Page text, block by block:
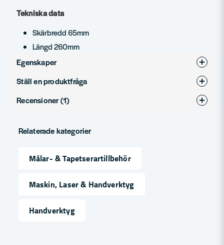
Tekniska data
Skärbredd 65mm
Längd 260mm
Egenskaper
Produkttyp
Ställ en produktfråga
question
Fråga oss något om denna produkten...
nameNamn
Recensioner (1)
Jan
Relaterade kategorier
Målar- & Tapetserartillbehör
Maskin, Laser & Handverktyg
Handverktyg